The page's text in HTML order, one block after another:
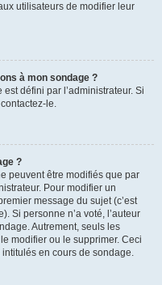
utilisateurs de modifier leur
à mon sondage ?
défini par l’administrateur. Si
le.
?
peuvent être modifiés que par
Pour modifier un
message du sujet (c’est
Si personne n’a voté, l’auteur
Autrement, seuls les
modifier ou le supprimer. Ceci
en cours de sondage.